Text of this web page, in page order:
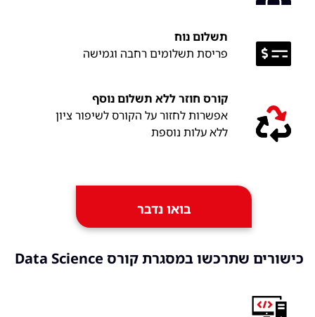
תשלום נוח
פריסת תשלומים רחבה וגמישה
קורס חוזר ללא תשלום נוסף
אפשרות לחזור על הקורס לשיפור ציון
ללא עלות נוספת
בואו נדבר
כישורים שתרכשו במסגרת קורס Data Science